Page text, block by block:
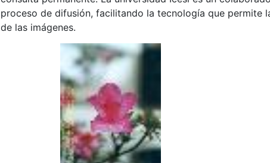
proceso de difusión, facilitando la tecnología que permite
de las imágenes.